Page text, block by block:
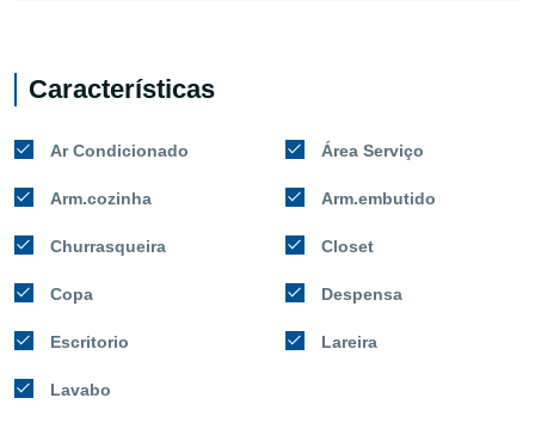
Características
Ar Condicionado Área Serviço
Arm.cozinha Arm.embutido
Churrasqueira Closet
Copa Despensa
Escritorio Lareira
Lavabo